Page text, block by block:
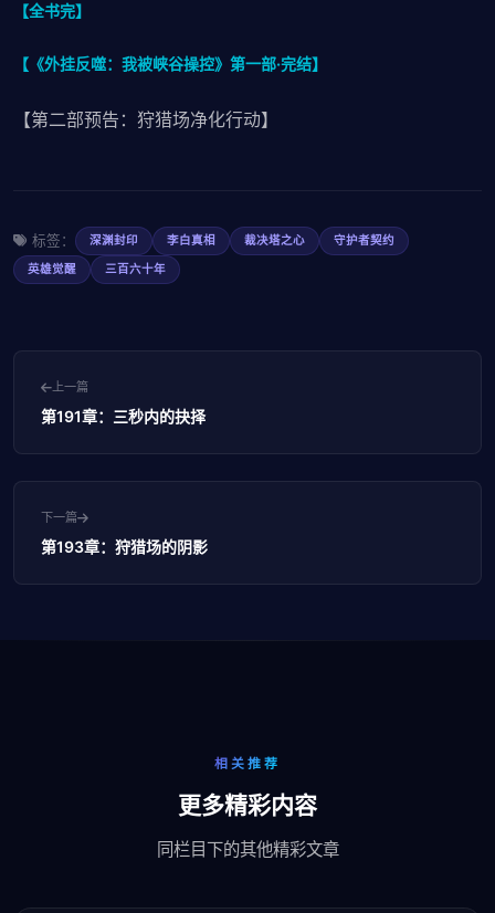
【全书完】
【《外挂反噬：我被峡谷操控》第一部·完结】
【第二部预告：狩猎场净化行动】
标签： 深渊封印 李白真相 裁决塔之心
守护者契约
英雄觉醒
三百六十年
上一篇
第191章：三秒内的抉择
下一篇
第193章：狩猎场的阴影
相关推荐
更多精彩内容
同栏目下的其他精彩文章